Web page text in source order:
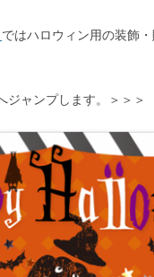
ではハロウィン用の装飾
ャンプします。＞＞＞